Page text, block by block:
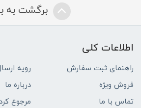
برگشت به
اطلاعات کلی
راهنمای ثبت سفارش
رویه
فروش ویژه
درباره ما
تماس با ما
مرجوع